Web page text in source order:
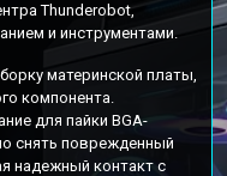
Thunderobot,
и инструментами.
материнской платы,
компонента.
для пайки BGA-
снять поврежденный
надежный контакт с